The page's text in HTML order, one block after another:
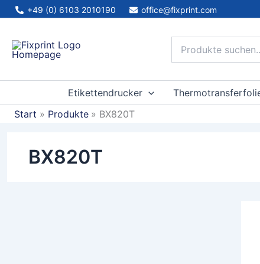
Zum
springen
+49 (0) 6103 2010190 office@fixprint.com
Etikettendrucker
Start
Produkte BX820T
BX820T